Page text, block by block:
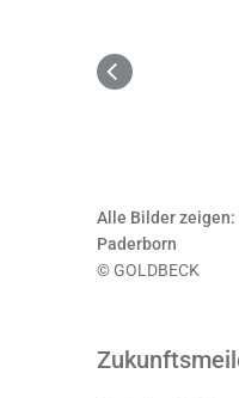
Alle Bilder
Paderborn
© GOLDBECK